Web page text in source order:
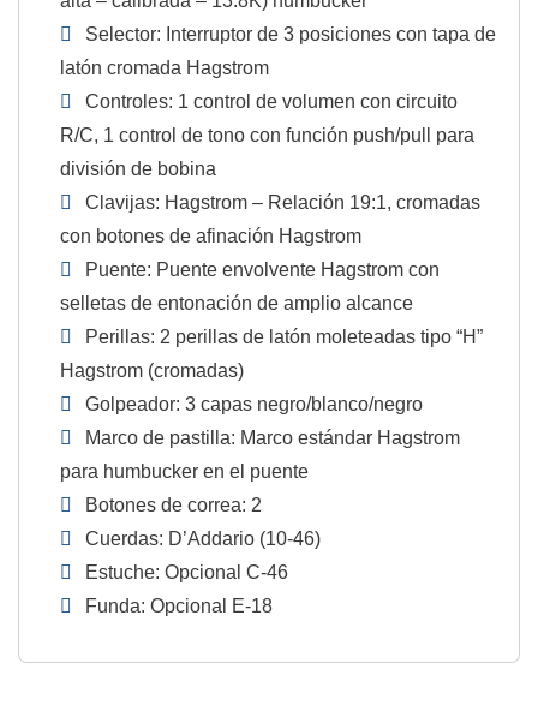
Selector: Interruptor de 3 posiciones con tapa de
latón cromada Hagstrom
Controles: 1 control de volumen con circuito
R/C, 1 control de tono con función push/pull para
división de bobina
Clavijas: Hagstrom – Relación 19:1, cromadas
con botones de afinación Hagstrom
Puente: Puente envolvente Hagstrom con
selletas de entonación de amplio alcance
Perillas: 2 perillas de latón moleteadas tipo “H”
Hagstrom (cromadas)
Golpeador: 3 capas negro/blanco/negro
Marco de pastilla: Marco estándar Hagstrom
para humbucker en el puente
Botones de correa: 2
Cuerdas: D’Addario (10-46)
Estuche: Opcional C-46
Funda: Opcional E-18